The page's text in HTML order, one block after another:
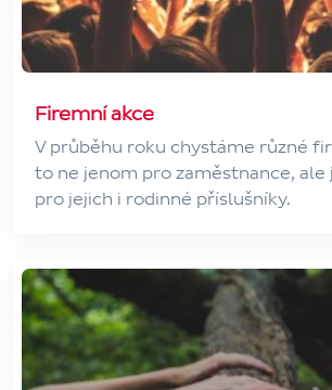
Firemní akce
V průběhu roku chystáme různé
to ne jenom pro zaměstnance, ale
pro jejich i rodinné příslušníky.